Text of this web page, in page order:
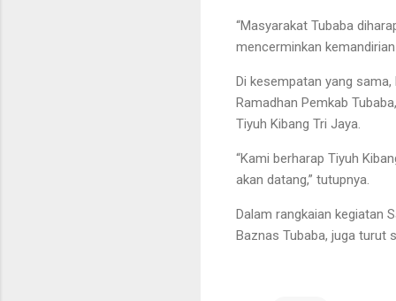
“Masyarakat Tubaba
mencerminkan
Di kesempatan yang
Ramadhan Pemkab
Tiyuh Kibang Tri Jaya.
“Kami berharap Tiyuh
akan datang,” tutupnya.
Dalam rangkaian kegiatan
Baznas Tubaba, juga turut